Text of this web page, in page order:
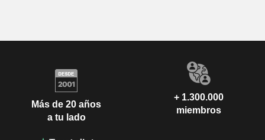
Más de 20 años
a tu lado
+ 1.300.000
miembros